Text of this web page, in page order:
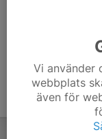
Vi använder
webbplats
även för